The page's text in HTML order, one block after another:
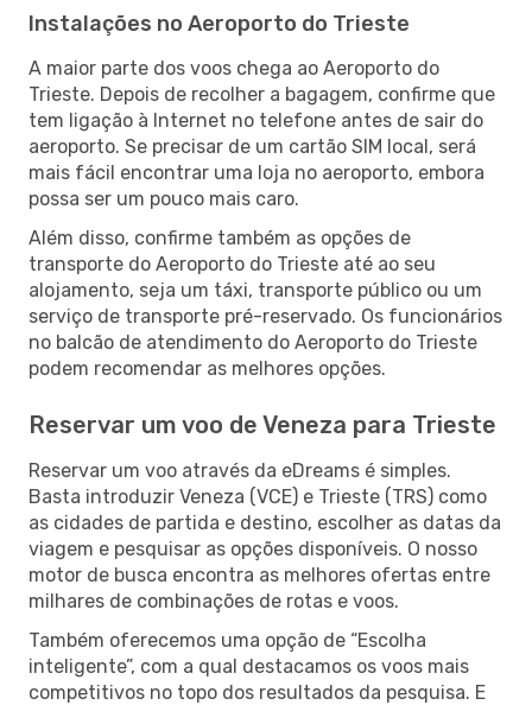
Instalações no Aeroporto do Trieste
A maior parte dos voos chega ao Aeroporto do
Trieste. Depois de recolher a bagagem, confirme que
tem ligação à Internet no telefone antes de sair do
aeroporto. Se precisar de um cartão SIM local, será
mais fácil encontrar uma loja no aeroporto, embora
possa ser um pouco mais caro.
Além disso, confirme também as opções de
transporte do Aeroporto do Trieste até ao seu
alojamento, seja um táxi, transporte público ou um
serviço de transporte pré-reservado. Os funcionários
no balcão de atendimento do Aeroporto do Trieste
podem recomendar as melhores opções.
Reservar um voo de Veneza para Trieste
Reservar um voo através da eDreams é simples.
Basta introduzir Veneza (VCE) e Trieste (TRS) como
as cidades de partida e destino, escolher as datas da
viagem e pesquisar as opções disponíveis. O nosso
motor de busca encontra as melhores ofertas entre
milhares de combinações de rotas e voos.
Também oferecemos uma opção de “Escolha
inteligente”, com a qual destacamos os voos mais
competitivos no topo dos resultados da pesquisa. E